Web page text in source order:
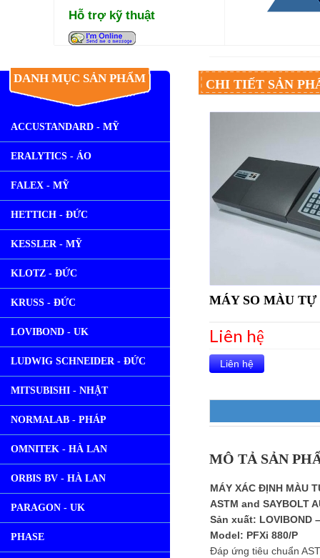
Hỗ trợ kỹ thuật
CHI TIẾT SẢN
MÁY SO MÀU TỰ
Liên hệ
Liên hệ
MÔ TẢ SẢN
MÁY XÁC ĐỊNH MÀU
ASTM and SAYBOLT
Sản xuất: LOVIBOND
Model: PFXi 880/P
Đáp ứng tiêu chuẩn
DANH MỤC SẢN PHẨM
ACCUSTANDARD - MỸ
ERALYTICS - ÁO
FALEX - MỸ
HETTICH - ĐỨC
KESSLER - MỸ
KLOTZ - ĐỨC
KRUSS - ĐỨC
LOVIBOND - UK
LUDWIG SCHNEIDER - ĐỨC
MITSUBISHI - NHẬT
NORMALAB - PHÁP
OMNITEK - HÀ LAN
ORBIS BV - HÀ LAN
PARAGON - UK
PHASE